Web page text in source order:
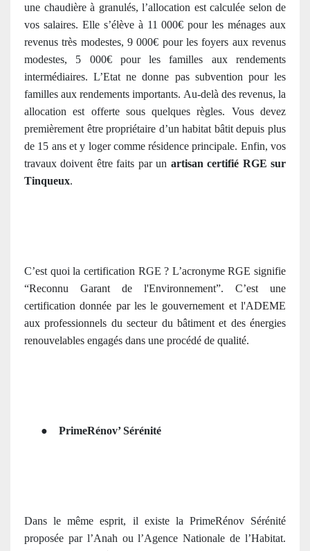
une chaudière à granulés, l’allocation est calculée selon de
vos salaires. ​​Elle s’élève à 11 000€ pour les ménages aux
revenus très modestes, 9 000€ pour les foyers aux revenus
modestes, 5 000€ pour les familles aux rendements
intermédiaires. L’Etat ne donne pas subvention pour les
familles aux rendements importants. Au-delà des revenus, la
allocation est offerte sous quelques règles. Vous devez
premièrement être propriétaire d’un habitat bâtit depuis plus
de 15 ans et y loger comme résidence principale. Enfin, vos
travaux doivent être faits par un artisan certifié RGE sur
Tinqueux.
C’est quoi la certification RGE ? L’acronyme RGE signifie
“Reconnu Garant de l'Environnement”. C’est une
certification donnée par les le gouvernement et l'ADEME
aux professionnels du secteur du bâtiment et des énergies
renouvelables engagés dans une procédé de qualité.
● PrimeRénov’ Sérénité
Dans le même esprit, il existe la PrimeRénov Sérénité
proposée par l’Anah ou l’Agence Nationale de l’Habitat.